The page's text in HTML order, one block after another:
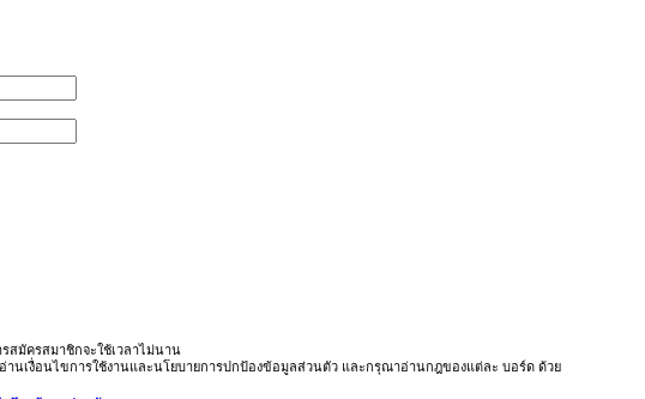
มัครสมาชิกจะใช้เวลาไม่นาน
เงื่อนไขการใช้งานและนโยบายการปกป้องข้อมูลส่วนตัว และกรุณาอ่านกฎของแต่ละ บอร์ด ด้วย